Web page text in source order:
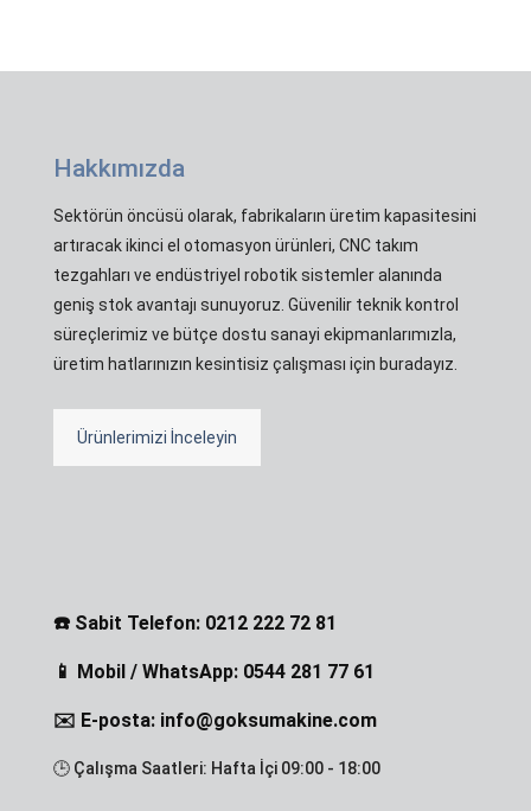
Hakkımızda
Sektörün öncüsü olarak, fabrikaların üretim kapasitesini
artıracak ikinci el otomasyon ürünleri, CNC takım
tezgahları ve endüstriyel robotik sistemler alanında
geniş stok avantajı sunuyoruz. Güvenilir teknik kontrol
süreçlerimiz ve bütçe dostu sanayi ekipmanlarımızla,
üretim hatlarınızın kesintisiz çalışması için buradayız.
Ürünlerimizi İnceleyin
☎️ Sabit Telefon: 0212 222 72 81
📱 Mobil / WhatsApp: 0544 281 77 61
✉️ E-posta: info@goksumakine.com
🕒 Çalışma Saatleri: Hafta İçi 09:00 - 18:00